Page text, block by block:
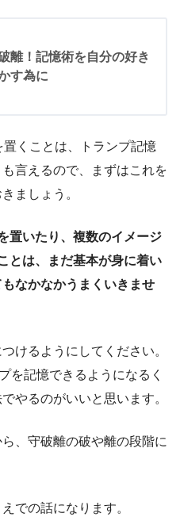
離！記憶術を自分の好き
す為に
くことは、トランプ記憶
言えるので、まずはこれを
ましょう。
置いたり、複数のイメージ
とは、まだ基本が身に着い
なかなかうまくいきませ
けるようにしてください。
を記憶できるようになるく
やるのがいいと思います。
、守破離の破や離の段階に
での話になります。